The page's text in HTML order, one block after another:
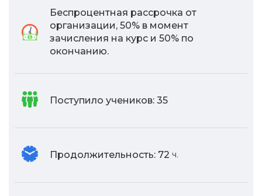
Беспроцентная рассрочка от
организации, 50% в момент
зачисления на курс и 50% по
окончанию.
Поступило учеников: 35
Продолжительность: 72 ч.